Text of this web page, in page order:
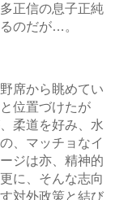
正信の息子正純
のだが…。
席から眺めてい
位置づけたが
柔道を好み、水
、マッチョなイ
ジは亦、精神的
に、そんな志向
対外政策と結び